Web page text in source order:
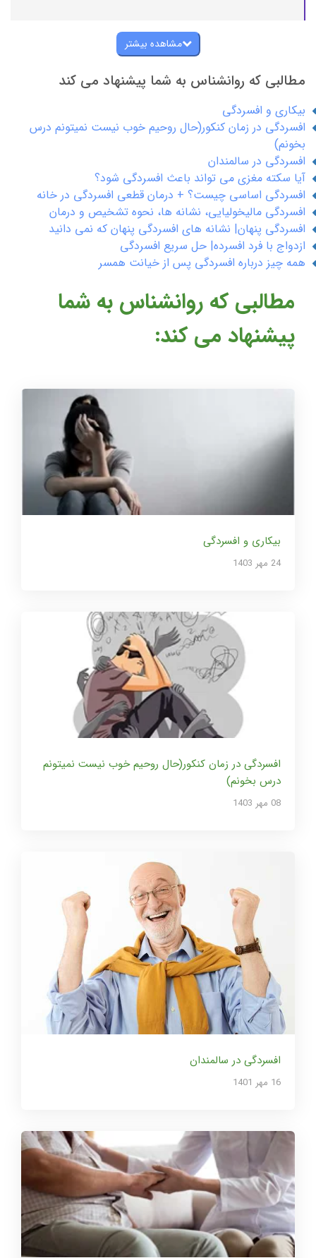
مشاهده بیشتر
مطالبی که روانشناس به شما پیشنهاد می کند
بیکاری و افسردگی
افسردگی در زمان کنکور(حال روحیم خوب نیست نمیتونم درس
بخونم)
افسردگی در سالمندان
آیا سکته مغزی می تواند باعث افسردگی شود؟
افسردگی اساسی چیست؟ + درمان قطعی افسردگی در خانه
افسردگی مالیخولیایی، نشانه ها، نحوه تشخیص و درمان
افسردگی پنهان| نشانه های افسردگی پنهان که نمی دانید
ازدواج با فرد افسرده| حل سریع افسردگی
همه چیز درباره افسردگی پس از خیانت همسر
مطالبی که روانشناس به شما
پیشنهاد می کند:
بیکاری و افسردگی
24 مهر 1403
افسردگی در زمان کنکور(حال روحیم خوب نیست نمیتونم
درس بخونم)
08 مهر 1403
افسردگی در سالمندان
16 مهر 1401